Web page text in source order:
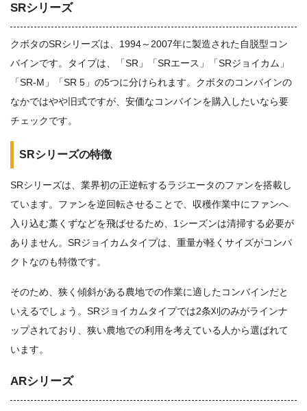
SRシリーズ
クボタのSRシリーズは、1994～2007年に製造された自脱型コン
バインです。タイプは、「SR」「SRエース」「SRジョイカム」
「SR-M」「SR 5」の5つに分けられます。クボタのコンバインの
なかではやや旧式ですが、安価なコンバインを購入したいなら要
チェックです。
SRシリーズの特徴
SRシリーズは、業界初の正逆転するラジエータのファンを搭載し
ています。ファンを逆回転させることで、収穫作業中にファンへ
入り込む藁くずなどを飛ばせるため、1シーズンは清掃する必要が
ありません。SRジョイカムタイプは、重量が軽くサイズがコンパ
クトなのも特徴です。
そのため、狭く傾斜がある農地での作業に適したコンバインだと
いえるでしょう。SRジョイカムタイプでは2条刈のみがラインナ
ップされており、狭い農地での利用を考えている人から選ばれて
います。
ARシリーズ